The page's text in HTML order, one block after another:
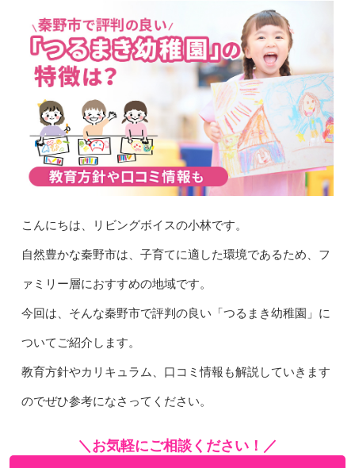
こんにちは、リビングボイスの小林です。
自然豊かな秦野市は、子育てに適した環境であるため、フ
ァミリー層におすすめの地域です。
今回は、そんな秦野市で評判の良い「つるまき幼稚園」に
ついてご紹介します。
教育方針やカリキュラム、口コミ情報も解説していきます
のでぜひ参考になさってください。
＼お気軽にご相談ください！／